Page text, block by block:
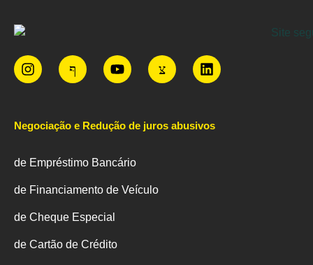
Negociação e Redução de juros abusivos
de Empréstimo Bancário
de Financiamento de Veículo
de Cheque Especial
de Cartão de Crédito